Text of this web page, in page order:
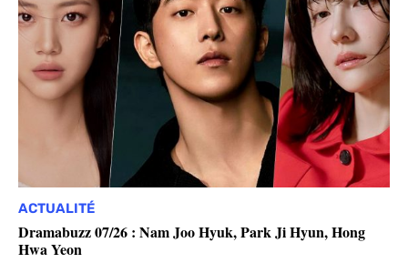
ACTUALITÉ
Dramabuzz 07/26 : Nam Joo Hyuk, Park Ji Hyun, Hong
Hwa Yeon